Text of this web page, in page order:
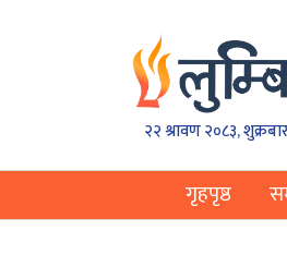
२२ श्रावण २०८३,
गृहपृष्ठ